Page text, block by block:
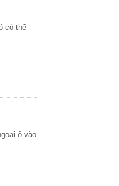
có thể
ô vào